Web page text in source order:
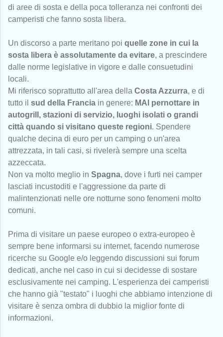
di aree di sosta e della poca tolleranza nei confronti dei
camperisti che fanno sosta libera.
Un discorso a parte meritano poi quelle zone in cui la
sosta libera è assolutamente da evitare, a prescindere
dalle norme legislative in vigore e dalle consuetudini
locali.
Mi riferisco soprattutto all'area della Costa Azzurra, e di
tutto il sud della Francia in genere: MAI pernottare in
autogrill, stazioni di servizio, luoghi isolati o grandi
città quando si visitano queste regioni. Spendere
qualche decina di euro per un camping o un'area
attrezzata, in tali casi, si rivelerà sempre una scelta
azzeccata.
Non va molto meglio in Spagna, dove i furti nei camper
lasciati incustoditi e l'aggressione da parte di
malintenzionati nelle ore notturne sono fenomeni molto
comuni.
Prima di visitare un paese europeo o extra-europeo è
sempre bene informarsi su internet, facendo numerose
ricerche su Google e/o leggendo discussioni sui forum
dedicati, anche nel caso in cui si decidesse di sostare
esclusivamente nei camping. L'esperienza dei camperisti
che hanno già "testato" i luoghi che abbiamo intenzione di
visitare è senza ombra di dubbio la miglior fonte di
informazioni.